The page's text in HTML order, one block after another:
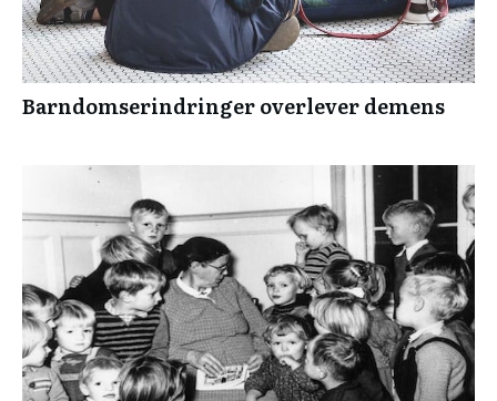
Barndomserindringer overlever demens